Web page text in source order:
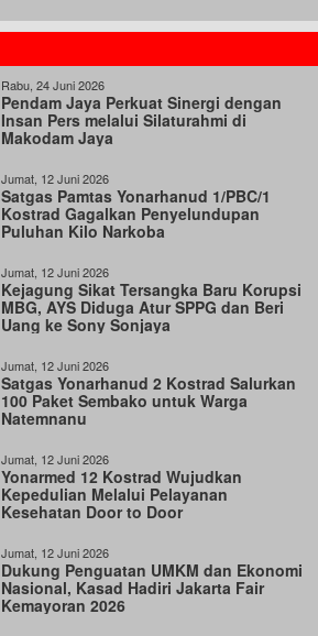
Rabu, 24 Juni 2026
Pendam Jaya Perkuat Sinergi dengan
Insan Pers melalui Silaturahmi di
Makodam Jaya
Jumat, 12 Juni 2026
Satgas Pamtas Yonarhanud 1/PBC/1
Kostrad Gagalkan Penyelundupan
Puluhan Kilo Narkoba
Jumat, 12 Juni 2026
Kejagung Sikat Tersangka Baru Korupsi
MBG, AYS Diduga Atur SPPG dan Beri
Uang ke Sony Sonjaya
Jumat, 12 Juni 2026
Satgas Yonarhanud 2 Kostrad Salurkan
100 Paket Sembako untuk Warga
Natemnanu
Jumat, 12 Juni 2026
Yonarmed 12 Kostrad Wujudkan
Kepedulian Melalui Pelayanan
Kesehatan Door to Door
Jumat, 12 Juni 2026
Dukung Penguatan UMKM dan Ekonomi
Nasional, Kasad Hadiri Jakarta Fair
Kemayoran 2026